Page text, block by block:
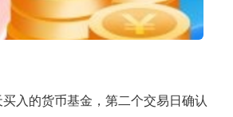
入的货币基金，第二个交易日确认